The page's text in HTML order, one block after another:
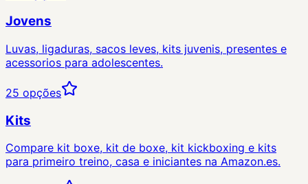
Jovens
Luvas, ligaduras, sacos leves, kits juvenis, presentes e
acessorios para adolescentes.
25 opções
Kits
Compare kit boxe, kit de boxe, kit kickboxing e kits
para primeiro treino, casa e iniciantes na Amazon.es.